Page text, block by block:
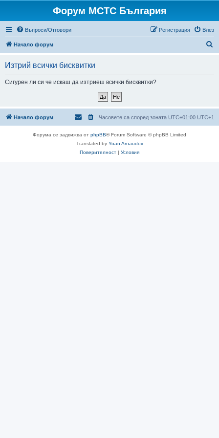
Форум МСТС България
Въпроси/Отговори Влез
Регистрация
Начало форум
Изтрий всички бисквитки
Сигурен ли си че искаш да изтриеш всички бисквитки?
Начало форум Часовете са според зоната UTC+01:00 UTC+1
Форума се задвижва от phpBB® Forum Software © phpBB Limited
Translated by Yoan Arnaudov
Поверителност | Условия